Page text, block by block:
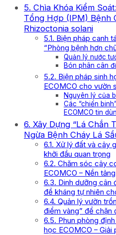
5. Chìa Khóa Kiểm
Tổng Hợp (IPM) Bệnh
Rhizoctonia solani
5.1. Biện pháp canh
“Phòng bệnh hơn
Quản lý nước
Bón phân cân
5.2. Biện pháp sinh
ECOMCO cho vườn
Nguyên lý của
Các “chiến
ECOMCO tin
6. Xây Dựng “Lá Chắn
Ngừa Bệnh Cháy Lá
6.1. Xử lý đất và cây
khởi đầu quan trọng
6.2. Chăm sóc cây
ECOMCO – Nền
6.3. Dinh dưỡng cân
đề kháng tự nhiên
6.4. Quản lý vườn
điểm vàng” để chặn
6.5. Phun phòng
học ECOMCO –